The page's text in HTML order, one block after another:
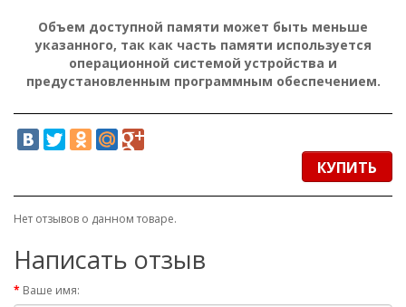
Объем доступной памяти может быть меньше
указанного, так как часть памяти используется
операционной системой устройства и
предустановленным программным обеспечением.
КУПИТЬ
Нет отзывов о данном товаре.
Написать отзыв
Ваше имя: